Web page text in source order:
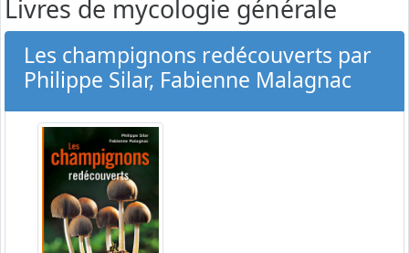
Livres de mycologie générale
Les champignons redécouverts par
Philippe Silar, Fabienne Malagnac